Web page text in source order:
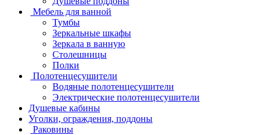
Мебель для ванной
Тумбы
Зеркальные шкафы
Зеркала в ванную
Столешницы
Полки
Полотенцесушители
Водяные полотенцесушители
Электрические полотенцесушители
Душевые кабины
Уголки, ограждения, поддоны
Раковины